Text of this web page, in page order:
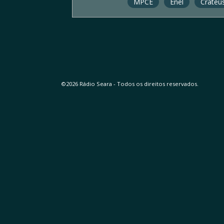
©2026 Rádio Seara - Todos os direitos reservados.